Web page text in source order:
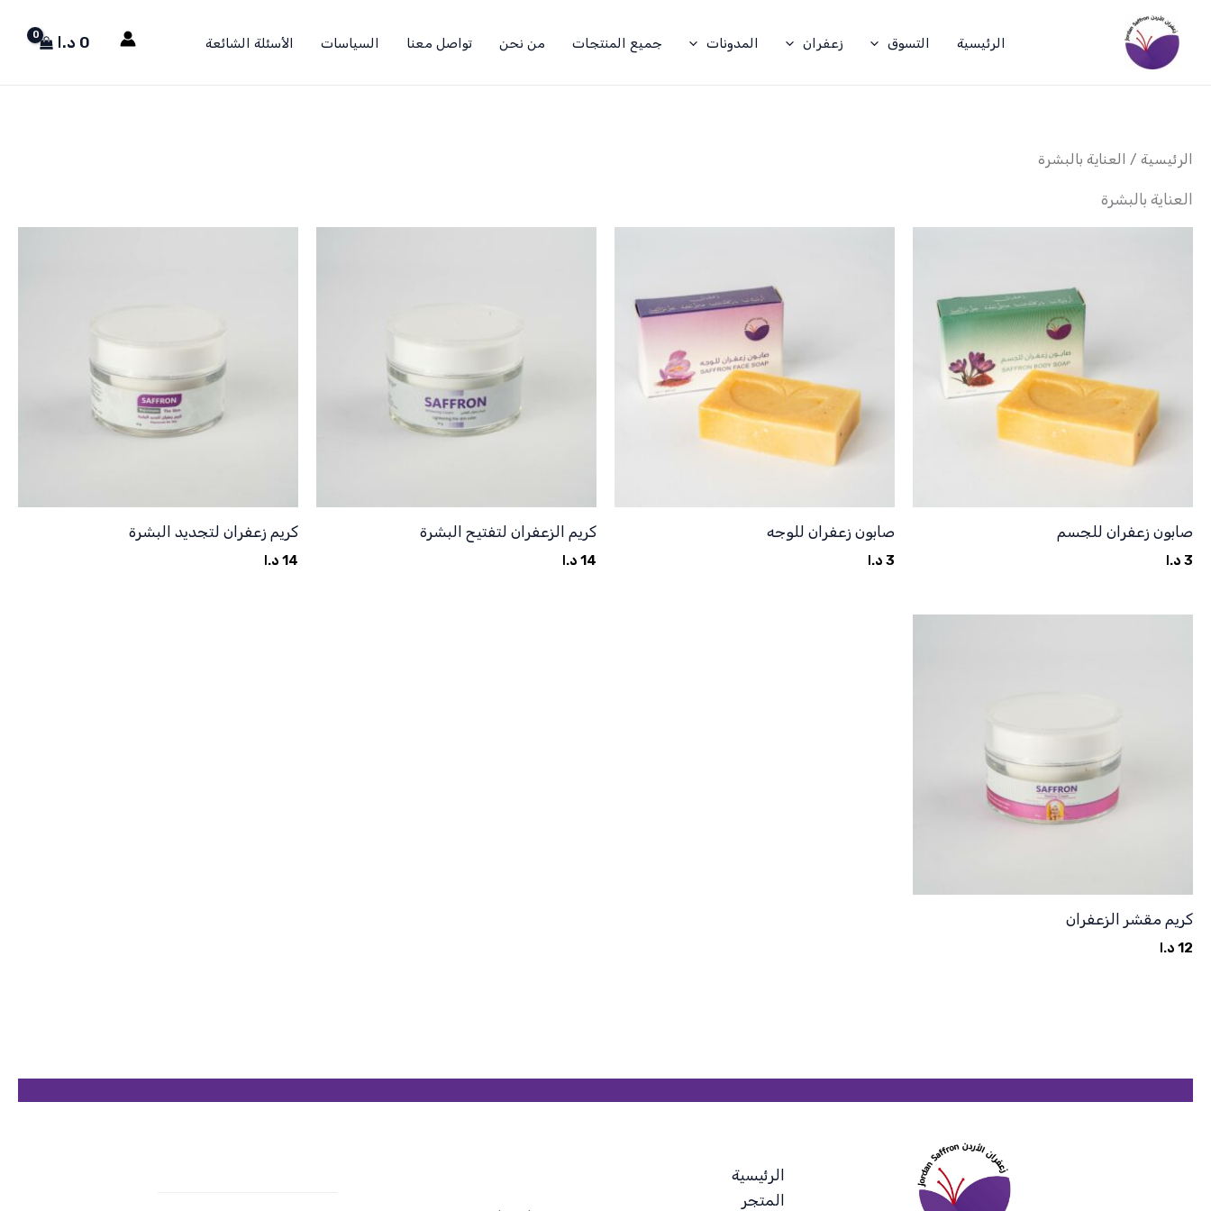
المحتوى
الرئيسية التسوق زعفران المدونات جميع المنتجات من نحن تواصل معنا السياسات الأسئلة الشائعة 0 د.ا
الرئيسية / العناية بالبشرة
العناية بالبشرة
صابون زعفران للجسم
3 د.ا
صابون زعفران للوجه
3 د.ا
كريم الزعفران لتفتيح البشرة
14 د.ا
كريم زعفران لتجديد البشرة
14 د.ا
كريم مقشر الزعفران
12 د.ا
الرئيسية
المتجر